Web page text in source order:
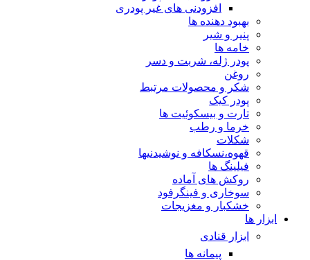
افزودنی های غیر پودری
بهبود دهنده ها
پنیر و شیر
خامه ها
پودر ژله، شربت و دسر
روغن
شکر و محصولات مرتبط
پودر کیک
تارت و بیسکوئیت ها
خرما و رطب
شکلات
قهوه،نسکافه و نوشیدنیها
فیلینگ ها
روکش های آماده
سوخاری و فینگرفود
خشکبار و مغزیجات
ابزار ها
ابزار قنادی
پیمانه ها